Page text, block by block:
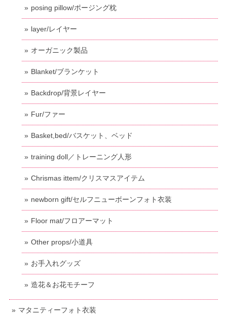
posing pillow/ポージング枕
layer/レイヤー
オーガニック製品
Blanket/ブランケット
Backdrop/背景レイヤー
Fur/ファー
Basket,bed/バスケット、ベッド
training doll／トレーニング人形
Chrismas ittem/クリスマスアイテム
newborn gift/セルフニューボーンフォト衣装
Floor mat/フロアーマット
Other props/小道具
お手入れグッズ
造花＆お花モチーフ
マタニティーフォト衣装